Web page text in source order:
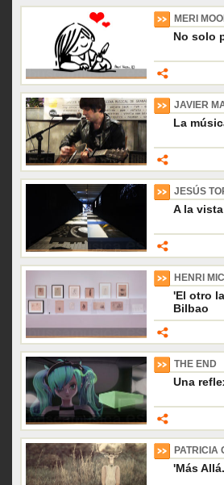
MERI
No solo
JAVIER
La
JESÚS
A la
HENRI
'El otro
Bilbao
THE END
Una
PATRICIA
'Más